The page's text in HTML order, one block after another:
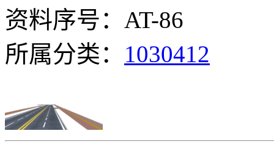
资料序号：AT-86
所属分类： 1030412